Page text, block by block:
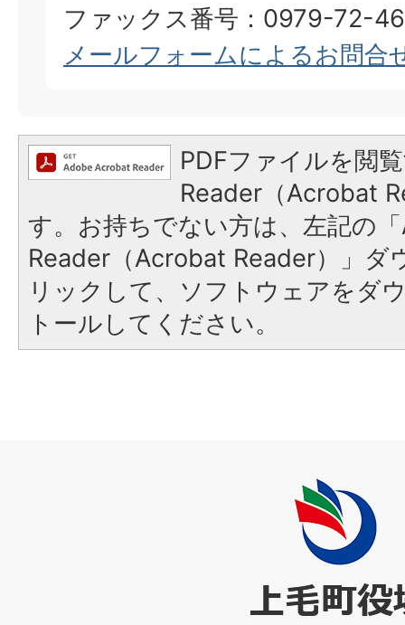
ファックス番号：0979-72-
メールフォームによるお問合
PDFファイルを閲
Reader（Acrobat
す。お持ちでない方は、左記の
Reader（Acrobat Reader）」ダ
リックして、ソフトウェアをダ
トールしてください。